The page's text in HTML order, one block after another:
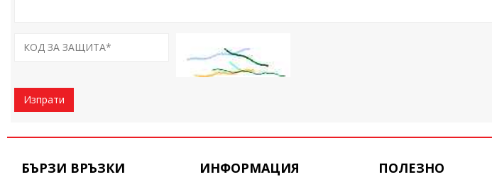
Изпрати
БЪРЗИ ВРЪЗКИ ИНФОРМАЦИЯ ПОЛЕЗНО